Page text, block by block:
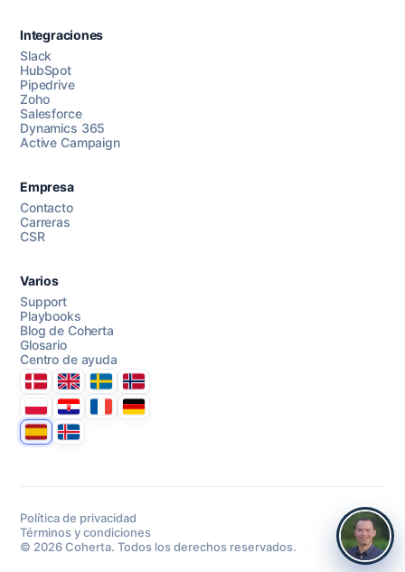
Chatea con nosotros
Integraciones
Slack
HubSpot
Pipedrive
Zoho
Salesforce
Dynamics 365
Active Campaign
Empresa
Contacto
Carreras
CSR
Varios
Support
Playbooks
Blog de Coherta
Glosario
Centro de ayuda
DanmarkUnited Kingdom
SverigeNorge
PolskaHrvatskaFranceDeutschland
EspanaÍsland
Política de privacidad
Términos y condiciones
© 2026 Coherta. Todos los derechos reservados.